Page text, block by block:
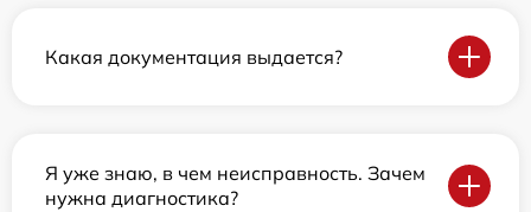
Какая документация выдается?
Я уже знаю, в чем неисправность. Зачем
нужна диагностика?